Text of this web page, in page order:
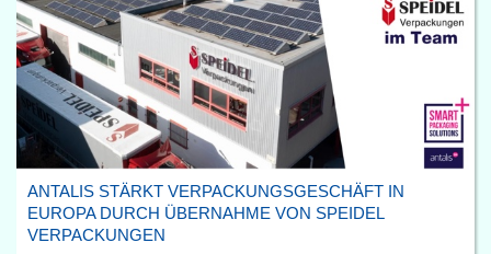
ANTALIS STÄRKT VERPACKUNGSGESCHÄFT IN
EUROPA DURCH ÜBERNAHME VON SPEIDEL
VERPACKUNGEN